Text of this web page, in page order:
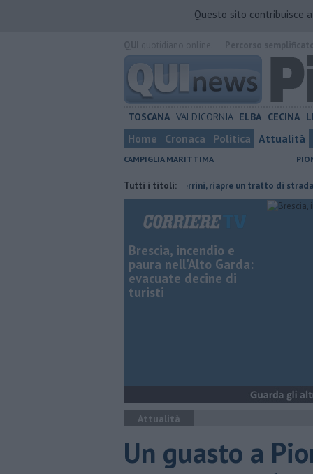
Questo sito contribuisce
TOSCANA VALDICORNIA ELBA CECINA
Home Cronaca Politica Attualità
CAMPIGLIA MARITTIMA
Tutti i titoli:
Lavori in via Cerrini, riapre un tratto di strada
Brescia, incendio e
paura nell'Alto Garda:
evacuate decine di
turisti
Attualità
Un guasto a